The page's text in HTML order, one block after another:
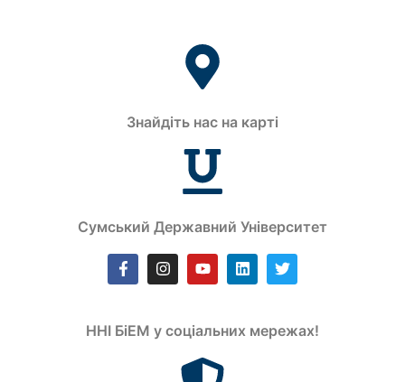
Знайдіть нас на карті
Сумський Державний Університет
ННІ БіЕМ у соціальних мережах!